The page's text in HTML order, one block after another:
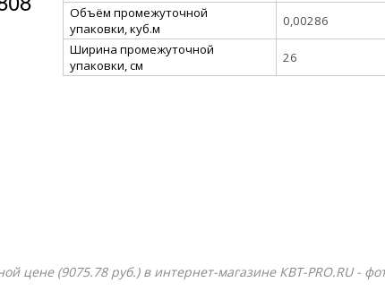
Объём промежуточной
упаковки, куб.м
0,00286
Ширина промежуточной
упаковки, см
26
цене (9075.78 руб.) в интернет-магазине КВТ-PRO.RU -